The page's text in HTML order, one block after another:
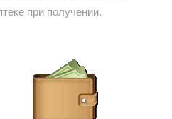
при получении.